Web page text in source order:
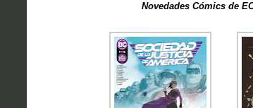
Novedades Cómics de